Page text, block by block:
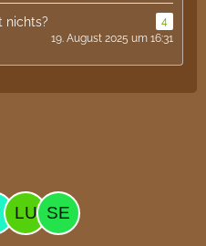
nichts?
4
19. August 2025 um 16:31